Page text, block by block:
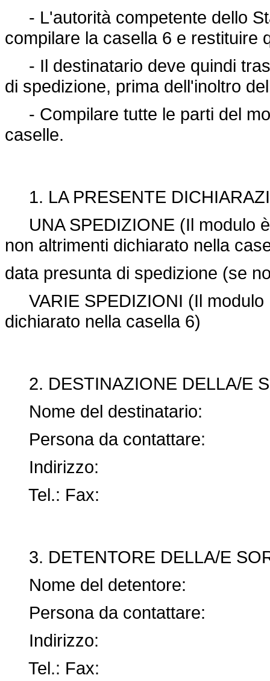
- L'autorità competente dello
compilare la casella 6 e restituire
- Il destinatario deve quindi
di spedizione, prima dell'inoltro
- Compilare tutte le parti del
caselle.
1. LA PRESENTE
UNA SPEDIZIONE (Il modulo
non altrimenti dichiarato nella
data presunta di spedizione (se
VARIE SPEDIZIONI (Il modulo
dichiarato nella casella 6)
2. DESTINAZIONE DELLA/E
Nome del destinatario:
Persona da contattare:
Indirizzo:
Tel.: Fax:
3. DETENTORE DELLA/E
Nome del detentore:
Persona da contattare:
Indirizzo:
Tel.: Fax: